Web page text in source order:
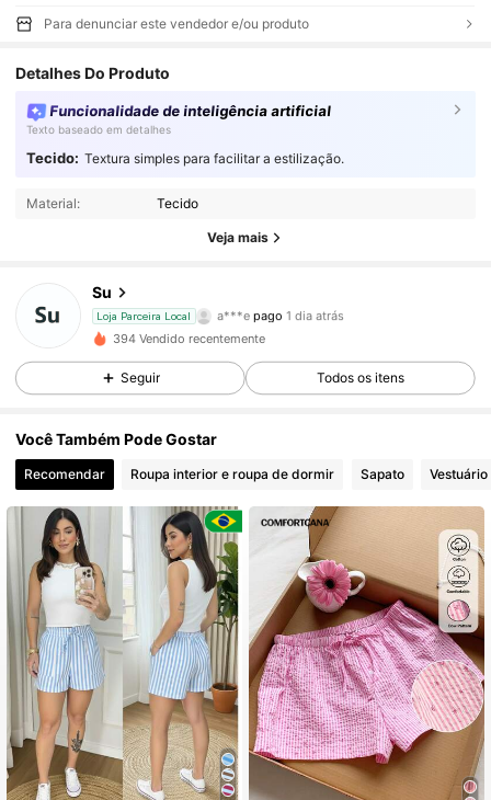
Para denunciar este vendedor e/ou produto
Detalhes Do Produto
Funcionalidade de inteligência artificial
Texto baseado em detalhes
Tecido: Textura simples para facilitar a estilização.
Material: Tecido
Veja mais
Su
Loja Parceira Local
4,86 2.2K Seguidores
2.2K Seguidores
R***iseguido1 dia atrás
4,86
2.2K Seguidores
4,86 2.2K Seguidores
4,86
4,86 2.2K Seguidores
4,86 2.2K Seguidores
4,86 2.2K Seguidores
394 Vendido recentemente
Seguir Todos os itens
Você Também Pode Gostar
Recomendar Roupa interior e roupa de dormir Sapato